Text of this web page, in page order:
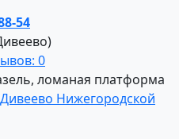
54
0
ломаная платформа
Нижегородской